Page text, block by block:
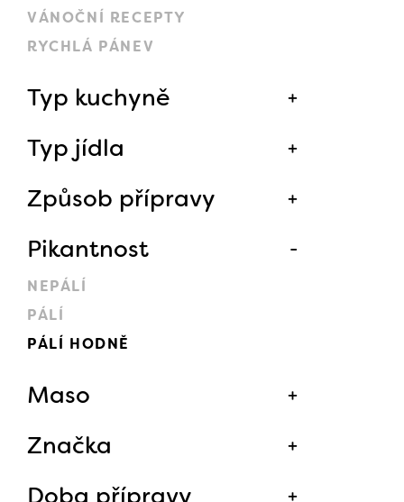
VÁNOČNÍ RECEPTY
RYCHLÁ PÁNEV
Typ kuchyně
Typ jídla
Způsob přípravy
Pikantnost
NEPÁLÍ
PÁLÍ
PÁLÍ HODNĚ
Maso
Značka
Doba přípravy